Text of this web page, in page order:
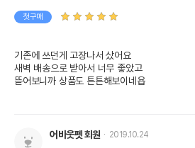
첫구매
기존에 쓰던게 고장나서 샀어요
새벽 배송으로 받아서 너무 좋았고
뜯어보니까 상품도 튼튼해보이네욥
어바웃펫 회원 2019.10.24